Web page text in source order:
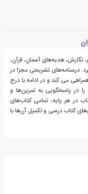
نگارش، هدیه‌های آسمان، قرآن،
درسنامه‌های تشریحی مجزا در
می کند و در ادامه با درج
در پاسخگویی به تمرین‌ها و
در هر پایه، تمامی کتاب‌های
کتاب درسی و تکمیل آن‌ها با